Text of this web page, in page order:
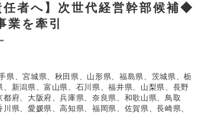
任者へ】次世代経営幹部候補◆
を牽引
県、宮城県、秋田県、山形県、福島県、茨城県、栃
新潟県、富山県、石川県、福井県、山梨県、長野
府、大阪府、兵庫県、奈良県、和歌山県、鳥取
県、愛媛県、高知県、福岡県、佐賀県、長崎県、